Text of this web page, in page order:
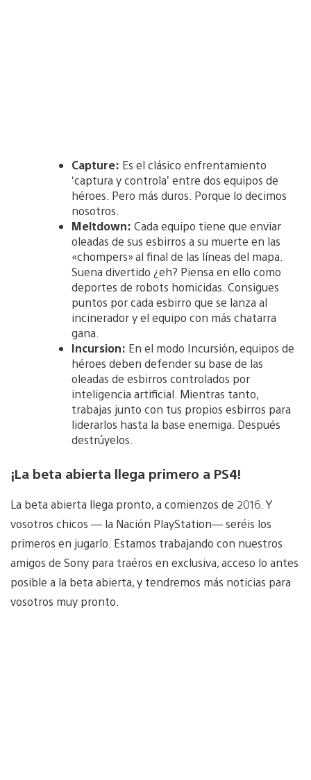
Capture: Es el clásico enfrentamiento
‘captura y controla’ entre dos equipos de
héroes. Pero más duros. Porque lo decimos
nosotros.
Meltdown: Cada equipo tiene que enviar
oleadas de sus esbirros a su muerte en las
«chompers» al final de las líneas del mapa.
Suena divertido ¿eh? Piensa en ello como
deportes de robots homicidas. Consigues
puntos por cada esbirro que se lanza al
incinerador y el equipo con más chatarra
gana.
Incursion: En el modo Incursión, equipos de
héroes deben defender su base de las
oleadas de esbirros controlados por
inteligencia artificial. Mientras tanto,
trabajas junto con tus propios esbirros para
liderarlos hasta la base enemiga. Después
destrúyelos.
¡La beta abierta llega primero a PS4!
La beta abierta llega pronto, a comienzos de 2016. Y
vosotros chicos — la Nación PlayStation— seréis los
primeros en jugarlo. Estamos trabajando con nuestros
amigos de Sony para traéros en exclusiva, acceso lo antes
posible a la beta abierta, y tendremos más noticias para
vosotros muy pronto.